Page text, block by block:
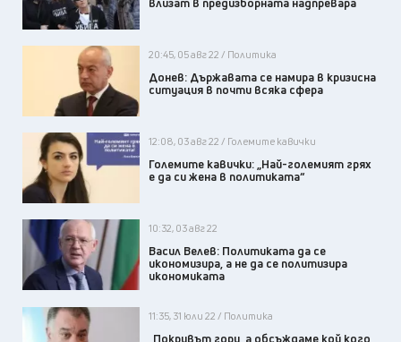
20:45, 05 авг 22 / Политика
Донев: Държавата се намира в кризисна
ситуация в почти всяка сфера
12:08, 03 авг 22 / Големите кавички
Големите кавички: „Най-големият грях
е да си жена в политиката“
10:32, 03 авг 22
Васил Велев: Политиката да се
икономизира, а не да се политизира
икономиката
11:35, 31 юли 22 / Политика
„Покривът гори, а обсъждаме кой кого